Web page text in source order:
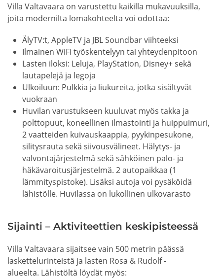
Villa Valtavaara on varustettu kaikilla mukavuuksilla,
joita modernilta lomakohteelta voi odottaa:
ÄlyTV:t, AppleTV ja JBL Soundbar viihteeksi
Ilmainen WiFi työskentelyyn tai yhteydenpitoon
Lasten iloksi: Leluja, PlayStation, Disney+ sekä
lautapelejä ja legoja
Ulkoiluun: Pulkkia ja liukureita, jotka sisältyvät
vuokraan
Huvilan varustukseen kuuluvat myös takka ja
polttopuut, koneellinen ilmastointi ja huippuimuri,
2 vaatteiden kuivauskaappia, pyykinpesukone,
silitysrauta sekä siivousvälineet. Hälytys- ja
valvontajärjestelmä sekä sähköinen palo- ja
häkävaroitusjärjestelmä. 2 autopaikkaa (1
lämmityspistoke). Lisäksi autoja voi pysäköidä
lähistölle. Huvilassa on lukollinen ulkovarasto
Sijainti – Aktiviteettien keskipisteessä
Villa Valtavaara sijaitsee vain 500 metrin päässä
laskettelurinteistä ja lasten Rosa & Rudolf -
alueelta. Lähistöltä löydät myös: